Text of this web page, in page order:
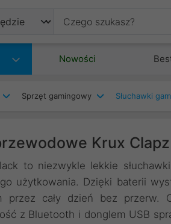
Nowości
Sprzęt gamingowy Słuchawki
Krux
to niezwykle lekkie
użytkowania. Dzięki baterii
przez cały dzień bez przerw.
z Bluetooth i donglem USB